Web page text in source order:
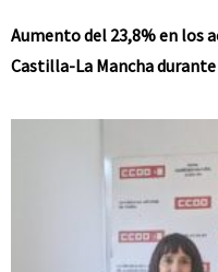
Aumento del 23,8% en los
Castilla-La Mancha